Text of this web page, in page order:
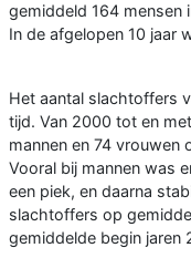
gemiddeld 164 mensen
In de afgelopen 10 jaar
Het aantal slachtoffers
tijd. Van 2000 tot en
mannen en 74
Vooral bij mannen was
een piek, en daarna
slachtoffers op
gemiddelde begin jaren